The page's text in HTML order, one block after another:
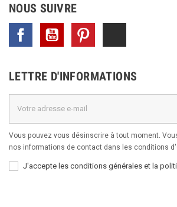
NOUS SUIVRE
Facebook YouTube
LETTRE D'INFORMATIONS
Vous pouvez vous désinscrire à tout moment.
nos informations de contact dans les conditions
J'accepte les conditions générales et la